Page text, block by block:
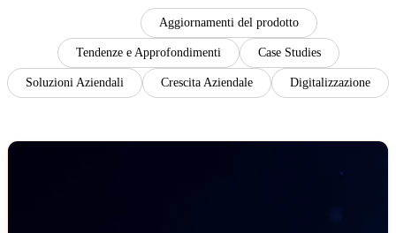
Aggiornamenti del prodotto
Tendenze e Approfondimenti Case Studies
Soluzioni Aziendali Crescita Aziendale Digitalizzazione